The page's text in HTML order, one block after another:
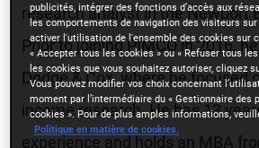
research analyst in the Newport
Prior to joining PIMCO in 2016,
Dodge & Cox, where he focused
income research. He has 13
experience and holds an MBA
publicités, intégrer des fonctions d’accès aux
les comportements de navigation des visiteurs
activer l'utilisation de l'ensemble des cookies sur
« Accepter tous les cookies » ou « Refuser tous
les cookies que vous souhaitez autoriser, cliquez
Vous pouvez modifier vos choix concernant
moment par l’intermédiaire du « Gestionnaire des
cookies ». Pour de plus amples informations,
Politique en matière de cookies.